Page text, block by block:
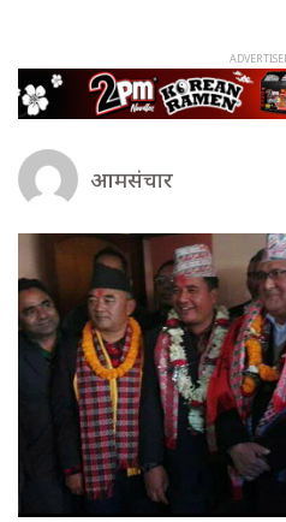
आमसंचार